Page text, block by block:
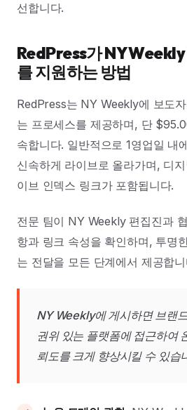
선합니다.
RedPress가 NY
를 지원하는 방법
RedPress는 NY Weekly에 보도
는 프로세스를 제공하며, 단
속합니다. 일반적으로 1영업일 내
신속하게 라이브로 올라가며, 디
이브 인덱스 링크가 포함됩니다.
전문 팀이 NY Weekly 편집진과
항과 링크 속성을 확인하며, 투명
는 전달을 모든 단계에서 제공합
NY Weekly에 게시하면 브랜
권위 있는 플랫폼에 접근하여
뢰도를 크게 향상시킬 수 있습